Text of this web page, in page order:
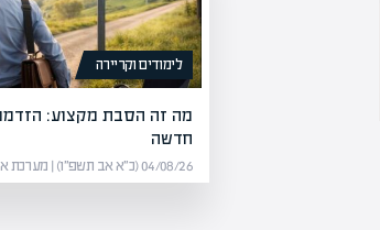
לימודים וקריירה
מה זה הסבת מקצוע:
חדשה
04/08/26 (כ״א אב תשפ״ו) | מערכת אפיק